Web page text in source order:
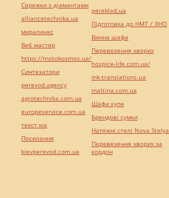
Сережки з діамантами
alliancetechnika.ua
миралинкс
Веб мастер
https://motokosmos.ua/
Синтезатори
perevod.agency
agrotechnika.com.ua
europeservice.com.ua
текст юа
Посилання
kievperevod.com.ua
pereklad.ua
Підготовка до НМТ / ЗНО
Винна шафа
Перевезення хворих
hospice-life.com.ua/
mk-translations.ua
maltina.com.ua
Шафи купе
Брендові сумки
Натяжні стелі Nova Stelya
Перевезення хворих за
кордон